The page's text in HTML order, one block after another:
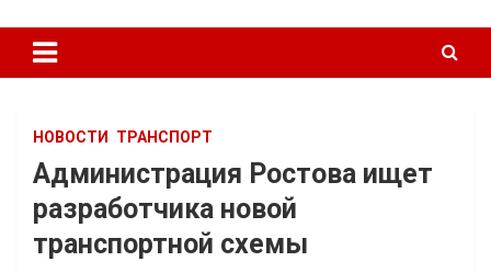
НОВОСТИ ТРАНСПОРТ
Администрация Ростова ищет
разработчика новой
транспортной схемы